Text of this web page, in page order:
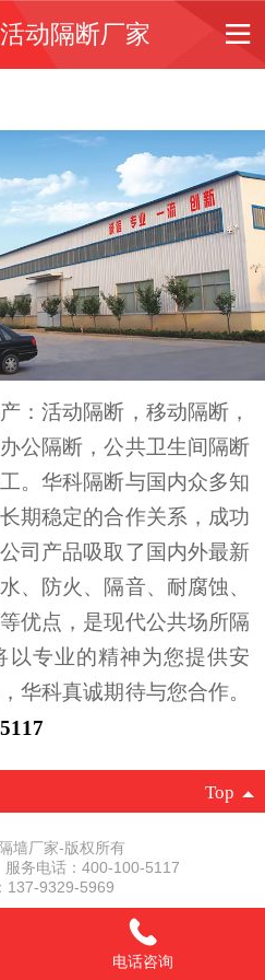
动隔断厂家
：活动隔断，移动隔断，
公隔断，公共卫生间隔断
。华科隔断与国内众多知
期稳定的合作关系，成功
司产品吸取了国内外最新
、防火、隔音、耐腐蚀、
优点，是现代公共场所隔
以专业的精神为您提供安
华科真诚期待与您合作。
Top
墙厂家-版权所有
务电话：400-100-5117
137-9329-5969
电脑版
电话咨询